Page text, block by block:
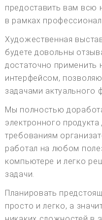
предоставить вам
в рамках
Художественная
будете довольны
достаточно
интерфейсом,
задачами актуального
Мы полностью
электронного
требованиям
работал на любом
компьютере и легко
задачи.
Планировать
просто и легко, а